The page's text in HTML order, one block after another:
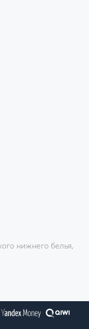
нижнего белья,